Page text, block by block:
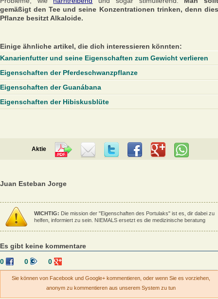
gemäßigt den Tee und seine Konzentrationen trinken, denn
Pflanze besitzt Alkaloide.
Einige ähnliche artikel, die dich interessieren könnten:
Kanarienfutter und seine Eigenschaften zum Gewicht verlieren
Eigenschaften der Pferdeschwanzpflanze
Eigenschaften der Guanábana
Eigenschaften der Hibiskusblüte
Aktie
Juan Esteban Jorge
WICHTIG: Die mission der "Eigenschaften des Portulaks" ist es, dir dabei zu
helfen, informiert zu sein. NIEMALS ersetzt es die medizinische beratung
Es gibt keine kommentare
0
0 0
Sie können von Facebook und Google+ kommentieren, oder wenn Sie es vorziehen,
anonym zu kommentieren aus unserem System zu tun